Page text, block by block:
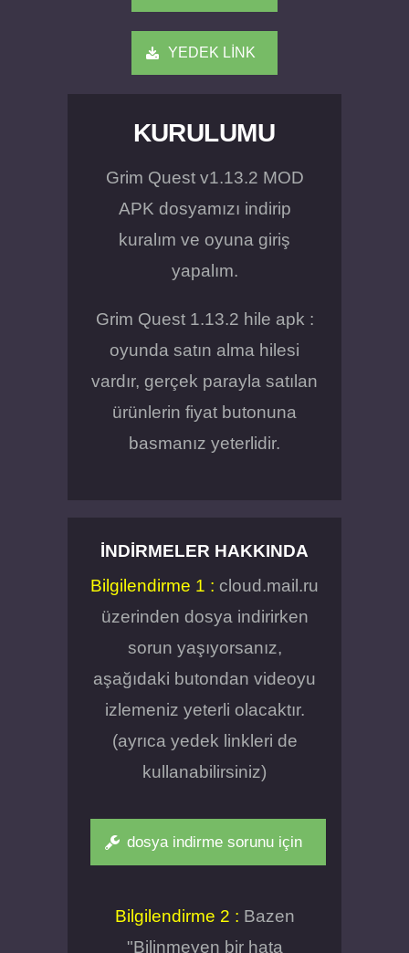
YEDEK LİNK
KURULUMU
Grim Quest v1.13.2 MOD
APK dosyamızı indirip
kuralım ve oyuna giriş
yapalım.
Grim Quest 1.13.2 hile apk :
oyunda satın alma hilesi
vardır, gerçek parayla satılan
ürünlerin fiyat butonuna
basmanız yeterlidir.
İNDIRMELER HAKKINDA
Bilgilendirme 1 : cloud.mail.ru
üzerinden dosya indirirken
sorun yaşıyorsanız,
aşağıdaki butondan videoyu
izlemeniz yeterli olacaktır.
(ayrıca yedek linkleri de
kullanabilirsiniz)
dosya indirme sorunu için
Bilgilendirme 2 : Bazen
"Bilinmeyen bir hata